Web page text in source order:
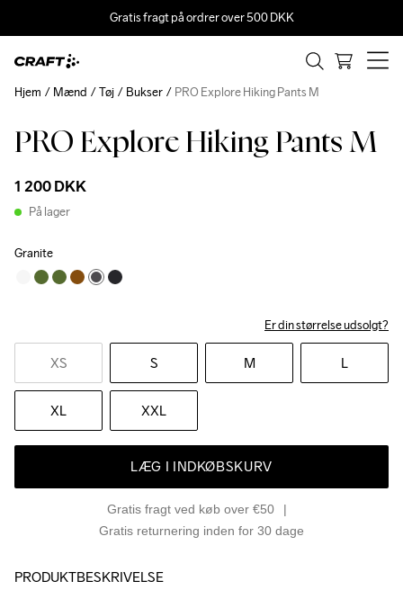
Gratis fragt på ordrer over 500 DKK
PRO Explore Hiking Pants M
1 200 DKK
På lager
Granite
Er din størrelse udsolgt?
XS S M L
XL XXL
LÆG I INDKØBSKURV
Gratis fragt ved køb over €50
Gratis returnering inden for 30 dage
Hjem Mænd Tøj Bukser PRO Explore Hiking Pants M
PRODUKTBESKRIVELSE